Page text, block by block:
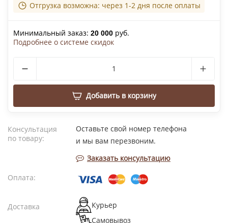
Отгрузка возможна: через 1-2 дня после оплаты
Минимальный заказ: 20 000 руб.
Подробнее о системе скидок
Добавить в корзину
Консультация
по товару:
Оставьте свой номер телефона
и мы вам перезвоним.
Заказать консультацию
Оплата:
Доставка
Курьер
Самовывоз